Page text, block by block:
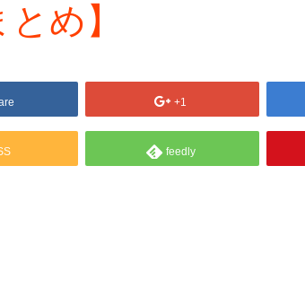
め】
+1
feedly